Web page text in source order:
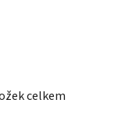
celkem